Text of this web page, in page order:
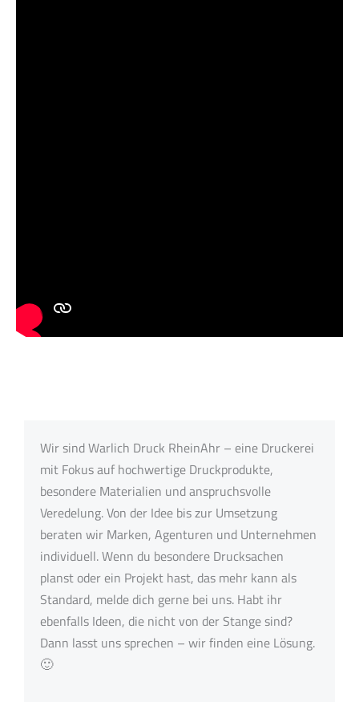
Wir sind Warlich Druck RheinAhr – eine Druckerei
mit Fokus auf hochwertige Druckprodukte,
besondere Materialien und anspruchsvolle
Veredelung. Von der Idee bis zur Umsetzung
beraten wir Marken, Agenturen und Unternehmen
individuell. Wenn du besondere Drucksachen
planst oder ein Projekt hast, das mehr kann als
Standard, melde dich gerne bei uns. Habt ihr
ebenfalls Ideen, die nicht von der Stange sind?
Dann lasst uns sprechen – wir finden eine Lösung.
🙂